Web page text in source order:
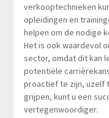
verkooptechnieken
opleidingen en
helpen om de nodige
Het is ook waardevol
sector, omdat dit kan
potentiële
proactief te zijn, uzelf
grijpen, kunt u een
vertegenwoordiger.